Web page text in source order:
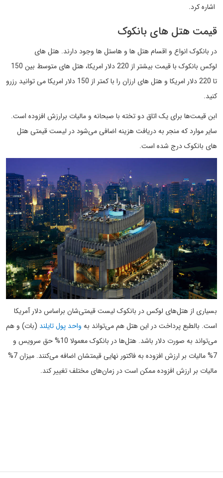
اشاره کرد.
قیمت هتل های بانکوک
در بانکوک انواع و اقسام هتل ها و هاستل ها وجود دارند. هتل های
لوکس بانکوک با قیمت بیشتر از 220 دلار امریکا، هتل های متوسط بین 150
تا 220 دلار امریکا و هتل های ارزان را با کمتر از 150 دلار امریکا می توانید رزرو
کنید.
ابن قیمت‌ها برای یک اتاق دو تخته با صبحانه و مالیات برارزش افزوده است.
سایر موارد که منجر به دریافت هزینه اضافی می‌شود در لیست قیمتی هتل
های بانکوک درج شده است.
بسیاری از هتل‌های لوکس در بانکوک لیست قیمتی‌شان براساس دلار آمریکا
است. بالطبع پرداخت در این هتل هم می‌تواند به واحد پول تایلند (بات) و هم
می‌تواند به صورت دلار باشد. هتل‌ها در بانکوک معمولا 10% حق سرویس و
7% مالیات بر ارزش افزوده به فاکتور نهایی قیمتشان اضافه می‌کنند. میزان 7%
مالیات بر ارزش افزوده ممکن است در زمان‌های مختلف تغییر کند.